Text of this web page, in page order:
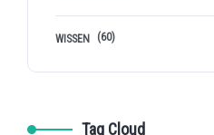
WISSEN (60)
Tag Cloud